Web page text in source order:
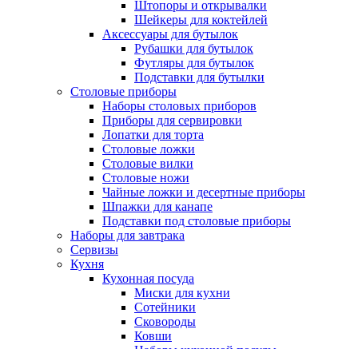
Штопоры и открывалки
Шейкеры для коктейлей
Аксессуары для бутылок
Рубашки для бутылок
Футляры для бутылок
Подставки для бутылки
Столовые приборы
Наборы столовых приборов
Приборы для сервировки
Лопатки для торта
Столовые ложки
Столовые вилки
Столовые ножи
Чайные ложки и десертные приборы
Шпажки для канапе
Подставки под столовые приборы
Наборы для завтрака
Сервизы
Кухня
Кухонная посуда
Миски для кухни
Сотейники
Сковороды
Ковши